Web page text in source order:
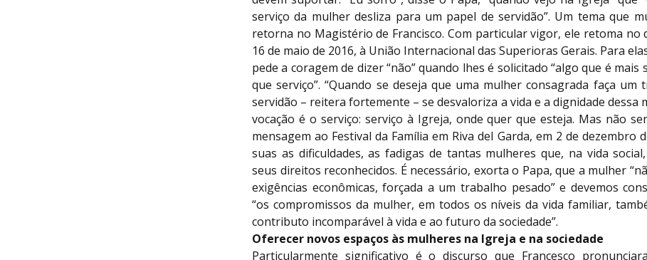
serviço da mulher desliza para um papel de servidão”. Um tema que
retorna no Magistério de Francisco. Com particular vigor, ele retoma no
16 de maio de 2016, à União Internacional das Superioras Gerais. Para
pede a coragem de dizer “não” quando lhes é solicitado “algo que é mais
que serviço”. “Quando se deseja que uma mulher consagrada faça um
servidão – reitera fortemente – se desvaloriza a vida e a dignidade dessa
vocação é o serviço: serviço à Igreja, onde quer que esteja. Mas não
mensagem ao Festival da Família em Riva del Garda, em 2 de dezembro
suas as dificuldades, as fadigas de tantas mulheres que, na vida
seus direitos reconhecidos. É necessário, exorta o Papa, que a mulher
exigências econômicas, forçada a um trabalho pesado” e devemos
“os compromissos da mulher, em todos os níveis da vida familiar,
contributo incomparável à vida e ao futuro da sociedade”.
Oferecer novos espaços às mulheres na Igreja e na sociedade
Particularmente significativo é o discurso que Francesco